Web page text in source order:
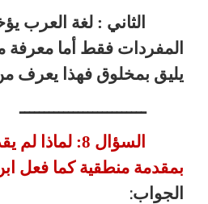
الثاني : لغة العرب
المفردات فقط أما معرفة
يليق بمخلوق فهذا يعرف
ــــــــــــــــــــــــــ
السؤال 8:
بمقدمة منطقية كما فعل
الجواب: